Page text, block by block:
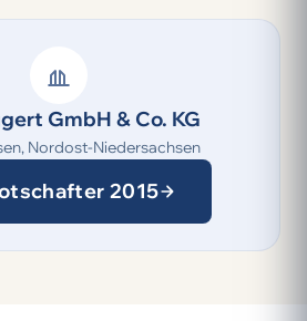
GmbH & Co. KG
Nordost-Niedersachsen
2015